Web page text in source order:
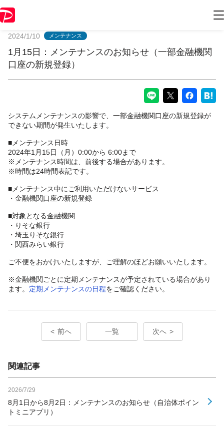
2024/1/10 メンテナンス
1月15日：メンテナンスのお知らせ（一部金融機関
口座の新規登録）
システムメンテナンスの影響で、一部金融機関口座の新規登録が
できない期間が発生いたします。
■メンテナンス日時
2024年1月15日（月）0:00から 6:00まで
※メンテナンス時間は、前後する場合があります。
※時間は24時間表記です。
■メンテナンス中にご利用いただけないサービス
・金融機関口座の新規登録
■対象となる金融機関
・りそな銀行
・埼玉りそな銀行
・関西みらい銀行
ご不便をおかけいたしますが、ご理解のほどお願いいたします。
※金融機関ごとに定期メンテナンスが予定されている場合があり
ます。 定期メンテナンスの日程をご確認ください。
前へ 一覧 次へ
関連記事
2026/7/29
8月1日から8月2日：メンテナンスのお知らせ（自治体ポイン
トミニアプリ）